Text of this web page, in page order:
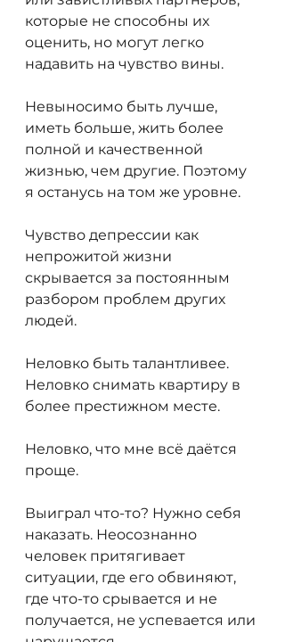
которые не способны их
оценить, но могут легко
надавить на чувство вины.
Невыносимо быть лучше,
иметь больше, жить более
полной и качественной
жизнью, чем другие. Поэтому
я останусь на том же уровне.
Чувство депрессии как
непрожитой жизни
скрывается за постоянным
разбором проблем других
людей.
Неловко быть талантливее.
Неловко снимать квартиру в
более престижном месте.
Неловко, что мне всё даётся
проще.
Выиграл что-то? Нужно себя
наказать. Неосознанно
человек притягивает
ситуации, где его обвиняют,
где что-то срывается и не
получается, не успевается или